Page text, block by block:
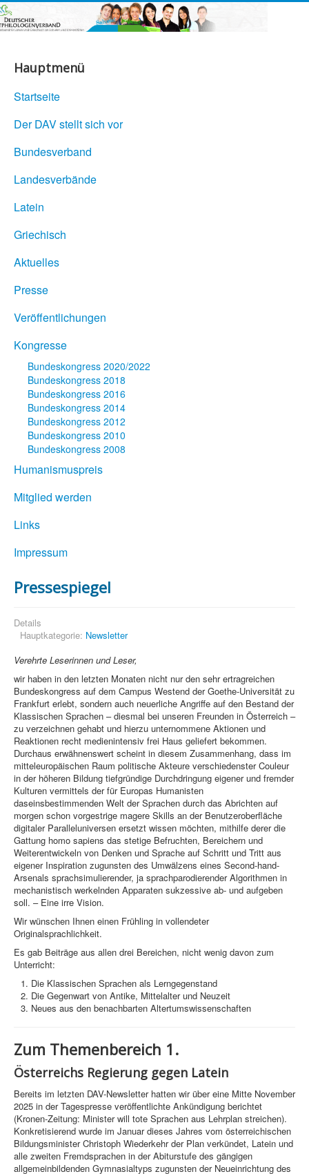
Hauptmenü
Startseite
Der DAV stellt sich vor
Bundesverband
Landesverbände
Latein
Griechisch
Aktuelles
Presse
Veröffentlichungen
Kongresse
Bundeskongress 2020/2022
Bundeskongress 2018
Bundeskongress 2016
Bundeskongress 2014
Bundeskongress 2012
Bundeskongress 2010
Bundeskongress 2008
Humanismuspreis
Mitglied werden
Links
Impressum
Pressespiegel
Details
Hauptkategorie: Newsletter
Verehrte Leserinnen und Leser,
wir haben in den letzten Monaten nicht nur den sehr ertragreichen
Bundeskongress auf dem Campus Westend der Goethe-Universität zu
Frankfurt erlebt, sondern auch neuerliche Angriffe auf den Bestand der
Klassischen Sprachen – diesmal bei unseren Freunden in Österreich –
zu verzeichnen gehabt und hierzu unternommene Aktionen und
Reaktionen recht medienintensiv frei Haus geliefert bekommen.
Durchaus erwähnenswert scheint in diesem Zusammenhang, dass im
mitteleuropäischen Raum politische Akteure verschiedenster Couleur
in der höheren Bildung tiefgründige Durchdringung eigener und fremder
Kulturen vermittels der für Europas Humanisten
daseinsbestimmenden Welt der Sprachen durch das Abrichten auf
morgen schon vorgestrige magere Skills an der Benutzeroberfläche
digitaler Paralleluniversen ersetzt wissen möchten, mithilfe derer die
Gattung homo sapiens das stetige Befruchten, Bereichern und
Weiterentwickeln von Denken und Sprache auf Schritt und Tritt aus
eigener Inspiration zugunsten des Umwälzens eines Second-hand-
Arsenals sprachsimulierender, ja sprachparodierender Algorithmen in
mechanistisch werkelnden Apparaten sukzessive ab- und aufgeben
soll. – Eine irre Vision.
Wir wünschen Ihnen einen Frühling in vollendeter
Originalsprachlichkeit.
Es gab Beiträge aus allen drei Bereichen, nicht wenig davon zum
Unterricht:
Die Klassischen Sprachen als Lerngegenstand
Die Gegenwart von Antike, Mittelalter und Neuzeit
Neues aus den benachbarten Altertumswissenschaften
Zum Themenbereich 1.
Österreichs Regierung gegen Latein
Bereits im letzten DAV-Newsletter hatten wir über eine Mitte November
2025 in der Tagespresse veröffentlichte Ankündigung berichtet
(Kronen-Zeitung: Minister will tote Sprachen aus Lehrplan streichen).
Konkretisierend wurde im Januar dieses Jahres vom österreichischen
Bildungsminister Christoph Wiederkehr der Plan verkündet, Latein und
alle zweiten Fremdsprachen in der Abiturstufe des gängigen
allgemeinbildenden Gymnasialtyps zugunsten der Neueinrichtung des